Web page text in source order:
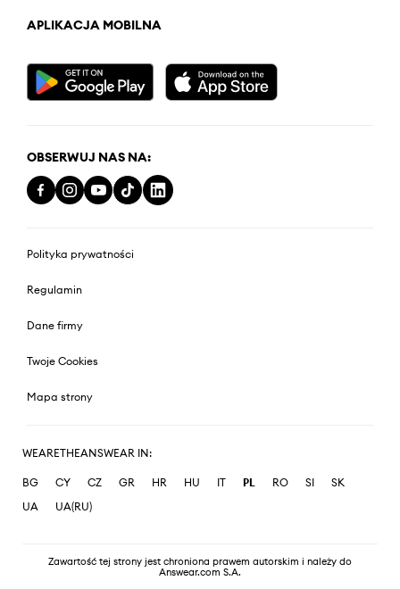
APLIKACJA MOBILNA
OBSERWUJ NAS NA:
Polityka prywatności
Regulamin
Dane firmy
Twoje Cookies
Mapa strony
WEARETHEANSWEAR IN:
BG CY CZ GR HR HU IT PL RO SI
SK
UA
UA(RU)
Zawartość tej strony jest chroniona prawem autorskim i należy do
Answear.com S.A.